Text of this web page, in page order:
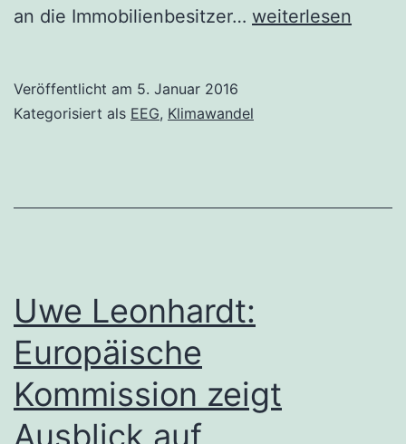
an die Immobilienbesitzer… Gemeinsam
bekämpfen
kleine
die
große
weiterlesen
Veröffentlicht am 5. Januar 2016
Kategorisiert als EEG, Klimawandel
Uwe Leonhardt:
Europäische
Kommission zeigt
Ausblick auf